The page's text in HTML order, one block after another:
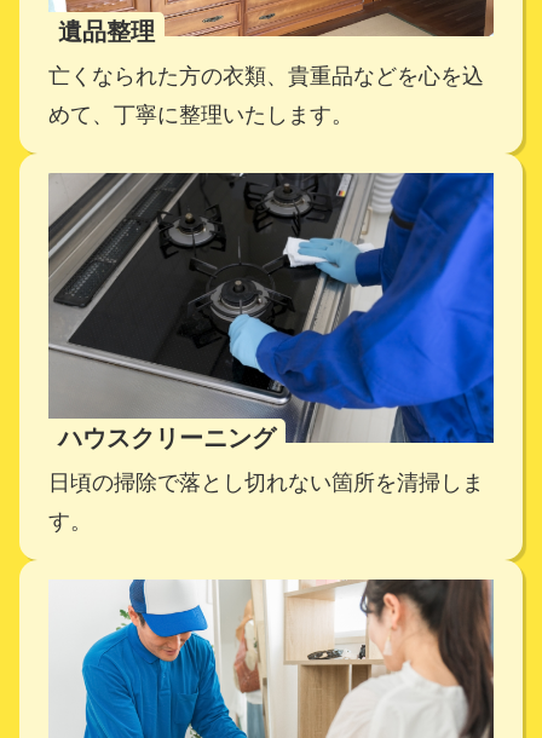
遺品整理
亡くなられた方の衣類、貴重品などを心を込
めて、丁寧に整理いたします。
ハウスクリーニング
日頃の掃除で落とし切れない箇所を清掃しま
す。